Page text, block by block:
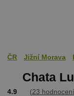
ČR Jižní Morava
Chata
4.9 (23 hodnocení